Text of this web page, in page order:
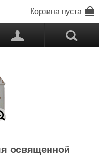
Корзина пуста
p s
освященной